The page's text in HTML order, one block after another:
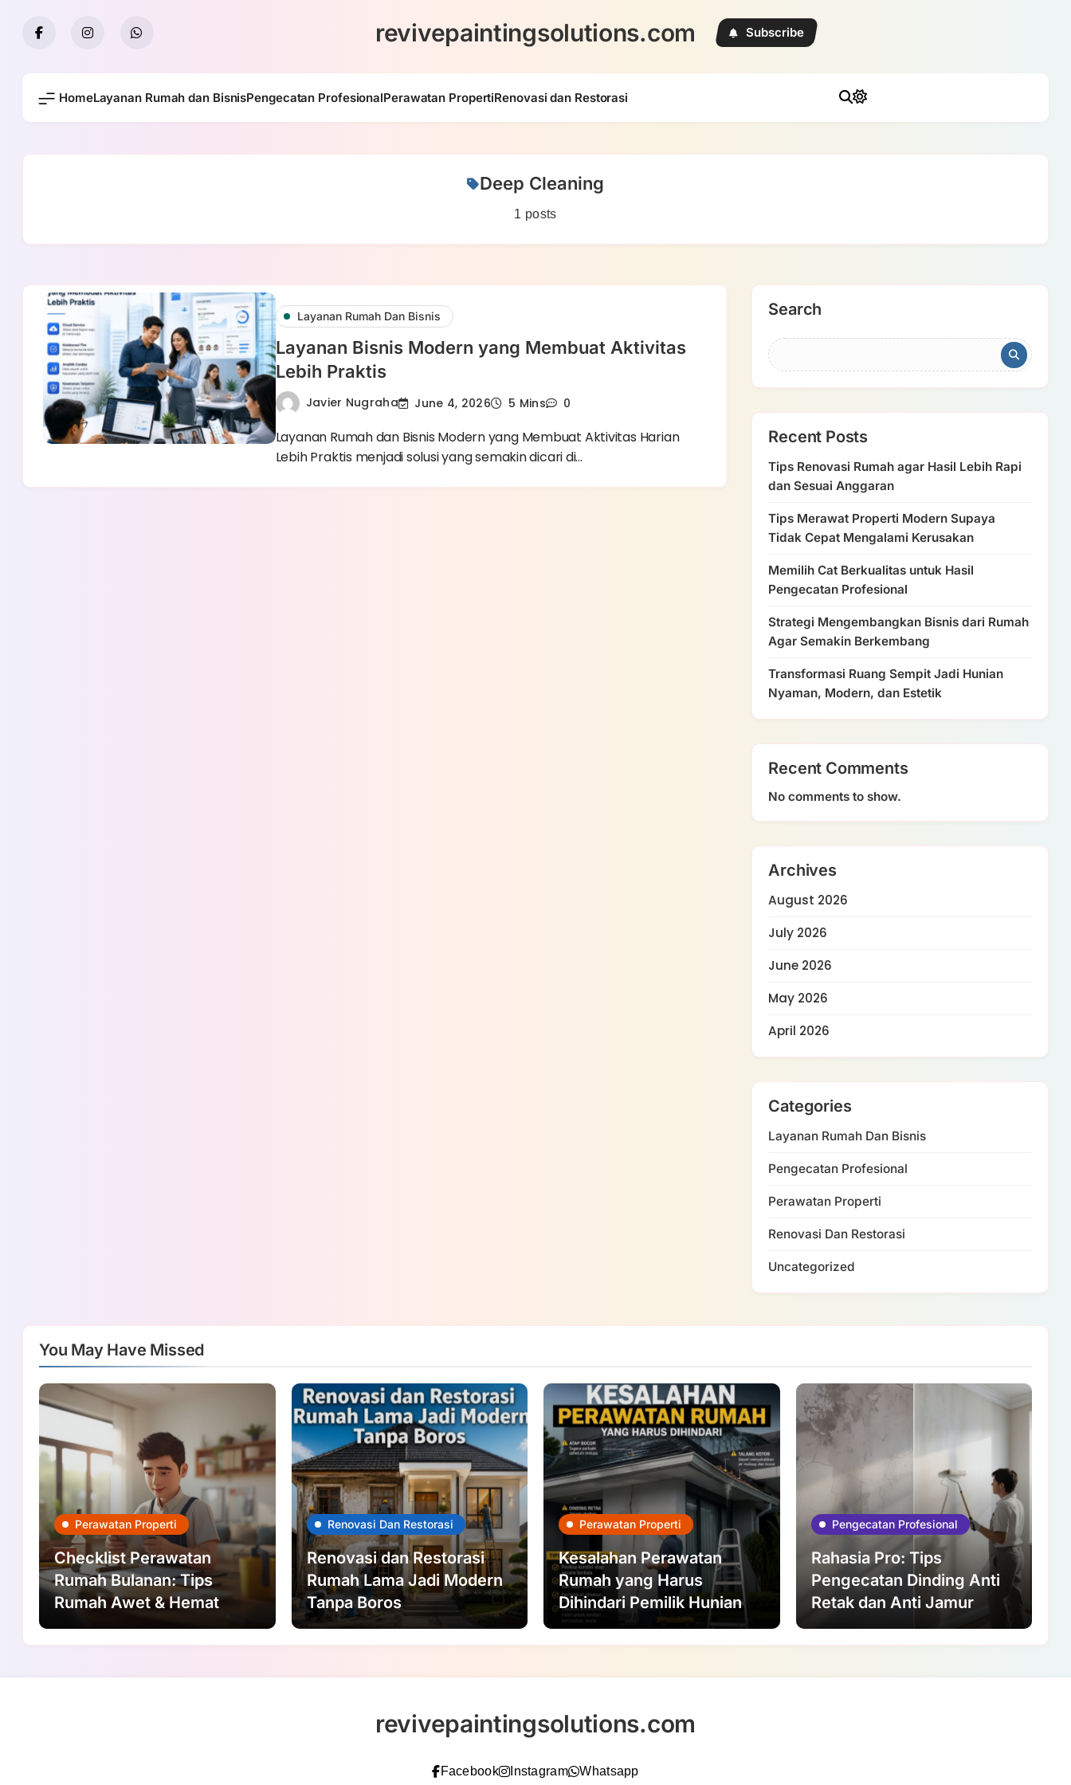
revivepaintingsolutions.com Subscribe
HomeLayanan Rumah dan BisnisPengecatan ProfesionalPerawatan PropertiRenovasi dan Restorasi
Deep Cleaning
1 posts
Layanan Rumah Dan Bisnis
Layanan Bisnis Modern yang Membuat Aktivitas
Lebih Praktis
Javier Nugraha June 4, 2026 5 Mins 0
Layanan Rumah dan Bisnis Modern yang Membuat Aktivitas Harian
Lebih Praktis menjadi solusi yang semakin dicari di…
Search
Recent Posts
Tips Renovasi Rumah agar Hasil Lebih Rapi
dan Sesuai Anggaran
Tips Merawat Properti Modern Supaya
Tidak Cepat Mengalami Kerusakan
Memilih Cat Berkualitas untuk Hasil
Pengecatan Profesional
Strategi Mengembangkan Bisnis dari Rumah
Agar Semakin Berkembang
Transformasi Ruang Sempit Jadi Hunian
Nyaman, Modern, dan Estetik
Recent Comments
No comments to show.
Archives
August 2026
July 2026
June 2026
May 2026
April 2026
Categories
Layanan Rumah Dan Bisnis
Pengecatan Profesional
Perawatan Properti
Renovasi Dan Restorasi
Uncategorized
You May Have Missed
Perawatan Properti
Checklist Perawatan
Rumah Bulanan: Tips
Rumah Awet & Hemat
Renovasi Dan Restorasi
Renovasi dan Restorasi
Rumah Lama Jadi Modern
Tanpa Boros
Perawatan Properti
Kesalahan Perawatan
Rumah yang Harus
Dihindari Pemilik Hunian
Pengecatan Profesional
Rahasia Pro: Tips
Pengecatan Dinding Anti
Retak dan Anti Jamur
revivepaintingsolutions.com
Facebook Instagram Whatsapp